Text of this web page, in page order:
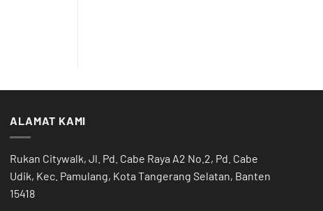
ALAMAT KAMI
Rukan Citywalk, Jl. Pd. Cabe Raya A2 No.2, Pd. Cabe
Udik, Kec. Pamulang, Kota Tangerang Selatan, Banten
15418